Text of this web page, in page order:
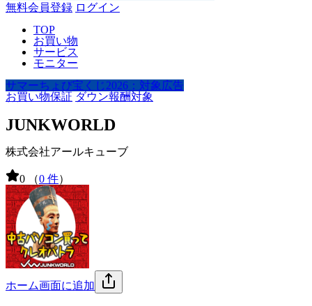
無料会員登録 ログイン
TOP
お買い物
サービス
モニター
サマーちょび宝くじ2026：対象広告
お買い物保証 ダウン報酬対象
JUNKWORLD
株式会社アールキューブ
0 （0 件）
ホーム画面に追加